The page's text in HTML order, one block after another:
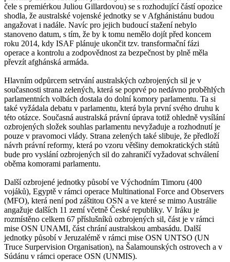
čele s premiérkou Juliou Gillardovou) se s rozhodující částí opozice
shodla, že australské vojenské jednotky se v Afghánistánu budou
angažovat i nadále. Navíc pro jejich budoucí stažení nebylo
stanoveno datum, s tím, že by k tomu nemělo dojít před koncem
roku 2014, kdy ISAF plánuje ukončit tzv. transformační fázi
operace a kontrolu a zodpovědnost za bezpečnost by plně měla
převzít afghánská armáda.
Hlavním odpůrcem setrvání australských ozbrojených sil je v
současnosti strana zelených, která se poprvé po nedávno proběhlých
parlamentních volbách dostala do dolní komory parlamentu. Ta si
také vyžádala debatu v parlamentu, která byla první svého druhu k
této otázce. Současná australská právní úprava totiž ohledně vysílání
ozbrojených složek souhlas parlamentu nevyžaduje a rozhodnutí je
pouze v pravomoci vlády. Strana zelených také slibuje, že předloží
návrh právní reformy, která po vzoru většiny demokratických států
bude pro vyslání ozbrojených sil do zahraničí vyžadovat schválení
oběma komorami parlamentu.
Další ozbrojené jednotky působí ve Východním Timoru (400
vojáků), Egyptě v rámci operace Multinational Force and Observers
(MFO), která není pod záštitou OSN a ve které se mimo Austrálie
angažuje dalších 11 zemí včetně České republiky. V Iráku je
rozmístěno celkem 67 příslušníků ozbrojených sil, část je v rámci
mise OSN UNAMI, část chrání australskou ambasádu. Další
jednotky působí v Jeruzalémě v rámci mise OSN UNTSO (UN
Truce Surpervision Organisation), na Šalamounských ostrovech a v
Súdánu v rámci operace OSN (UNMIS).